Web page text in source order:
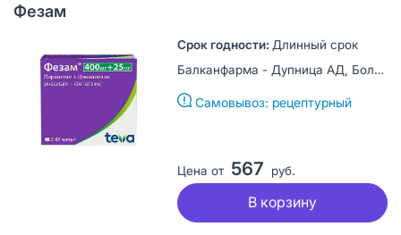
Фезам
Длинный срок
Балканфарма - Дупница АД, Болгария
Самовывоз: рецептурный
Цена от 567 руб.
В корзину